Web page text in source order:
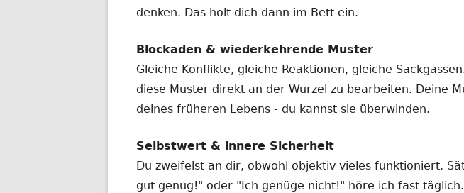
denken. Das holt dich dann im Bett ein.
Blockaden & wiederkehrende Muster
Gleiche Konflikte, gleiche Reaktionen, gleiche
diese Muster direkt an der Wurzel zu bearbeiten. Deine
deines früheren Lebens - du kannst sie überwinden.
Selbstwert & innere Sicherheit
Du zweifelst an dir, obwohl objektiv vieles funktioniert.
gut genug!" oder "Ich genüge nicht!" höre ich fast